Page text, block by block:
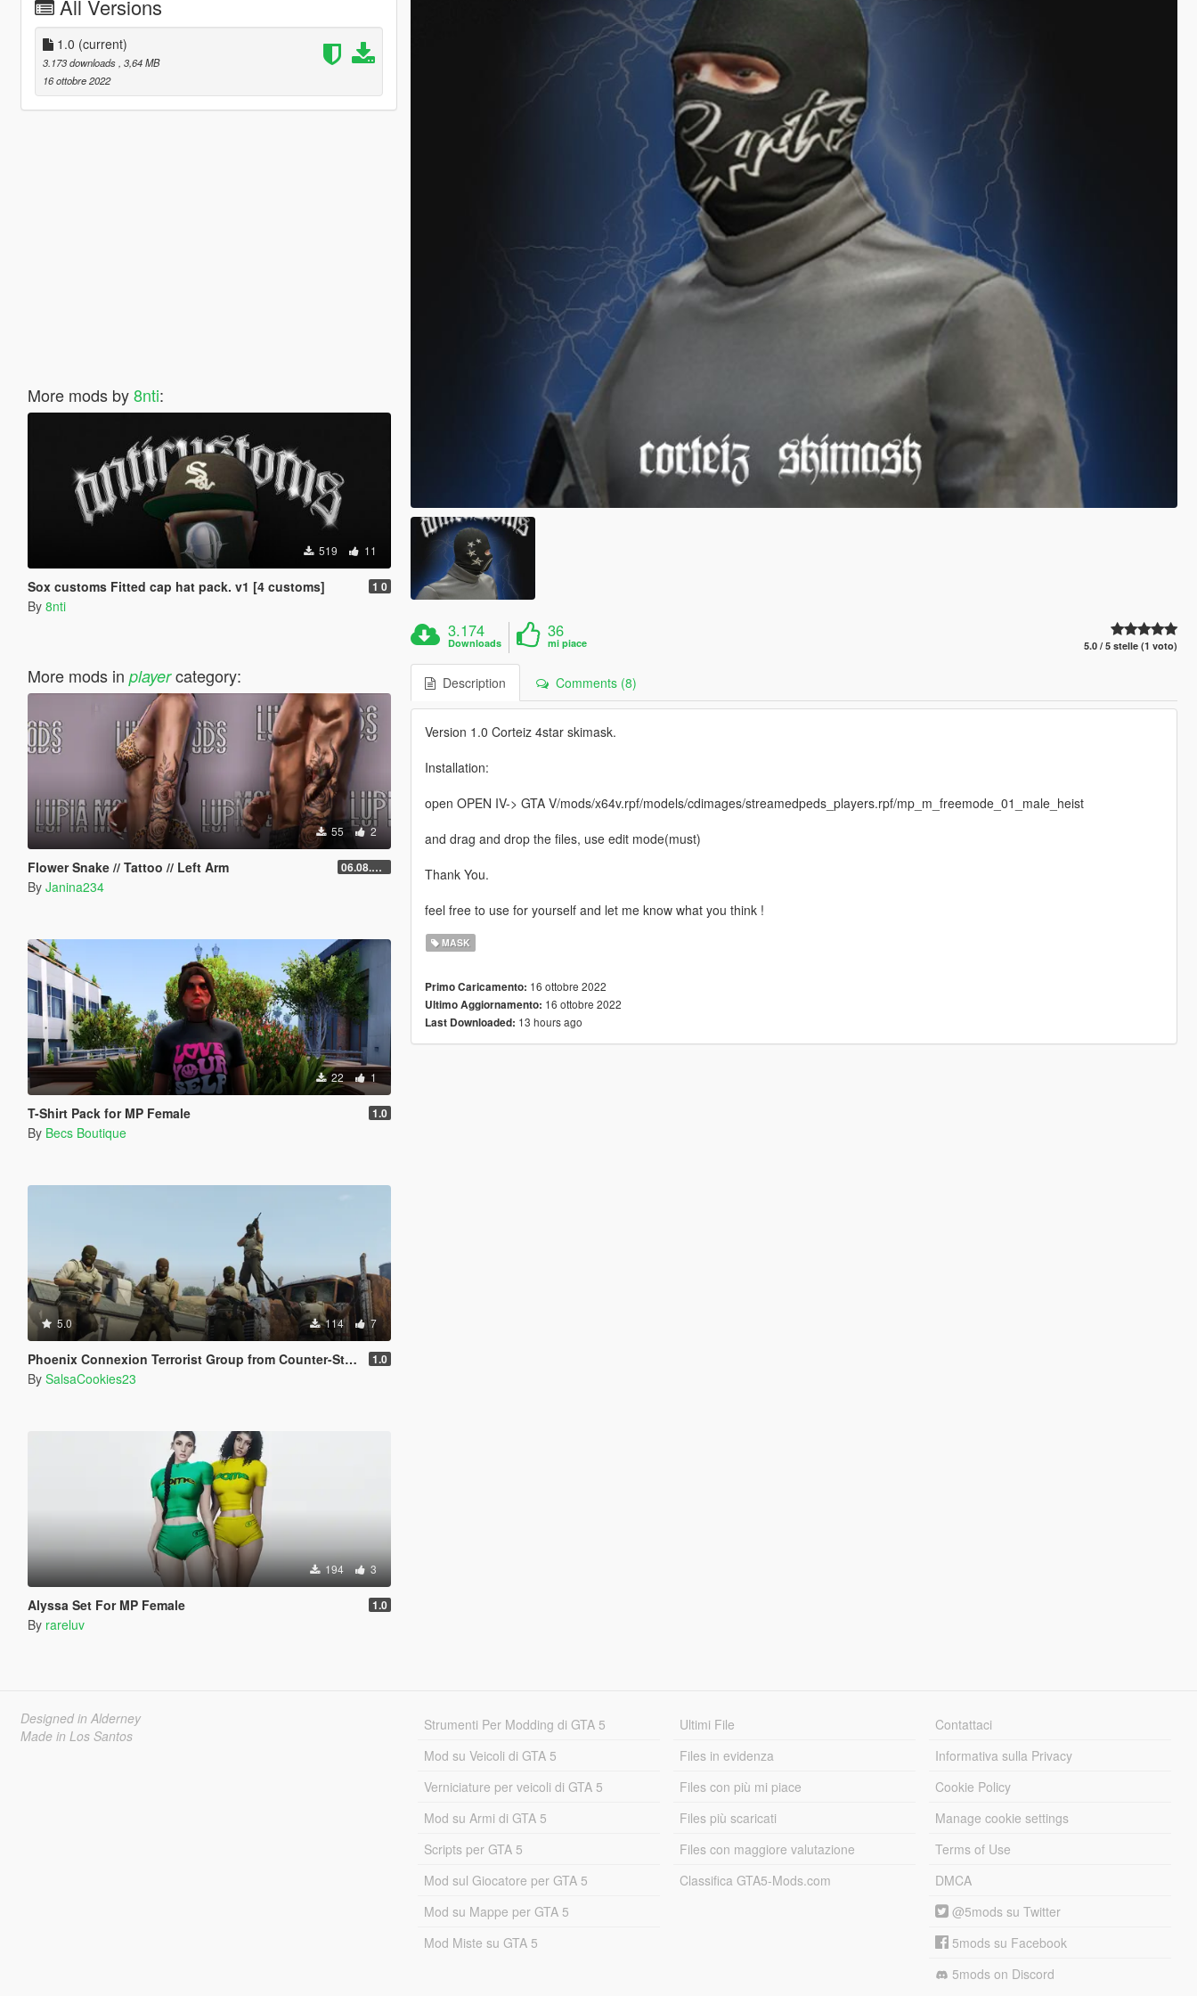
All Versions
1.0 (current)
3.173 downloads , 3,64 MB
16 ottobre 2022
More mods by8nti:
519 11
Sox customs Fitted cap hat pack. v1 [4 customs] 1 0
By 8nti
More mods in playercategory:
55 2
Flower Snake // Tattoo // Left Arm 06.08.2026
By Janina234
22 1
T-Shirt Pack for MP Female 1.0
By Becs Boutique
5.0 114 7
Phoenix Connexion Terrorist Group from Counter-Strike: Global Offensive (Shattered Web + Broken Fang skins included) 1.0
By SalsaCookies23
194 3
Alyssa Set For MP Female 1.0
By rareluv
3.174
Downloads
36
mi piace 5.0 / 5 stelle (1 voto)
Description Comments (8)
Version 1.0 Corteiz 4star skimask.
Installation:
open OPEN IV-> GTA V/mods/x64v.rpf/models/cdimages/streamedpeds_players.rpf/mp_m_freemode_01_male_heist
and drag and drop the files, use edit mode(must)
Thank You.
feel free to use for yourself and let me know what you think !
MASK
Primo Caricamento: 16 ottobre 2022
Ultimo Aggiornamento: 16 ottobre 2022
Last Downloaded: 13 hours ago
Designed in Alderney
Made in Los Santos
Strumenti Per Modding di GTA 5
Mod su Veicoli di GTA 5
Verniciature per veicoli di GTA 5
Mod su Armi di GTA 5
Scripts per GTA 5
Mod sul Giocatore per GTA 5
Mod su Mappe per GTA 5
Mod Miste su GTA 5
Ultimi File
Files in evidenza
Files con più mi piace
Files più scaricati
Files con maggiore valutazione
Classifica GTA5-Mods.com
Contattaci
Informativa sulla Privacy
Cookie Policy
Manage cookie settings
Terms of Use
DMCA
@5mods su Twitter
5mods su Facebook
5mods on Discord